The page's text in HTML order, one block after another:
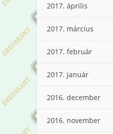
2017. április
2017. március
2017. február
2017. január
2016. december
2016. november